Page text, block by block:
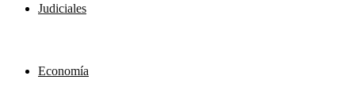
Judiciales
Economía